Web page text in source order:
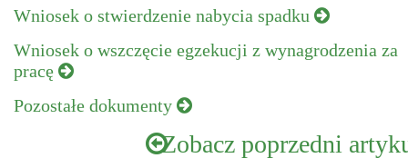
Wniosek o stwierdzenie nabycia spadku
Wniosek o wszczęcie egzekucji z wynagrodzenia za
pracę
Pozostałe dokumenty
Zobacz poprzedni